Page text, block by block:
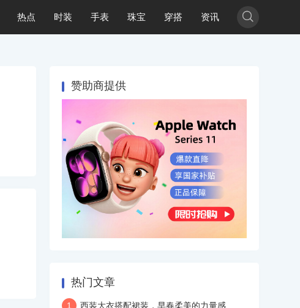
热点 时装 手表 珠宝 穿搭 资讯 
赞助商提供
热门文章
1 西装大衣搭配裙装，早春柔美的力量感